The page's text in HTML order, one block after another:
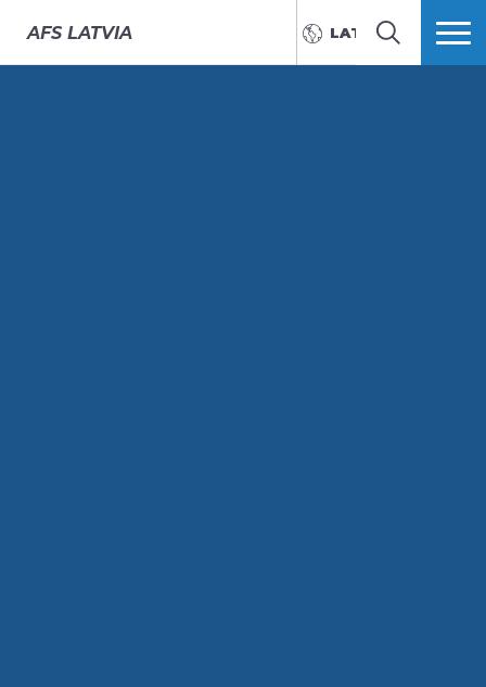
AFS LATVIA LATVIEŠU
MEKLĒT VAIRĀK